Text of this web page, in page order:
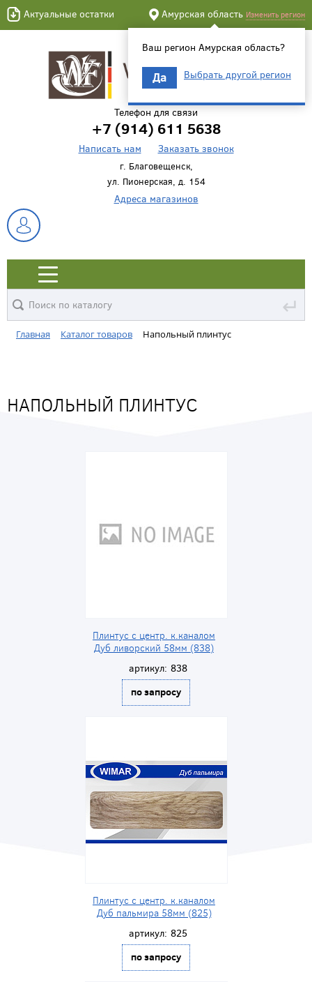
Актуальные остатки Амурская область Изменить регион
Ваш регион Амурская область?
Да Выбрать другой регион
Телефон для связи
+7 (914) 611 5638
Написать нам Заказать звонок
г. Благовещенск,
ул. Пионерская, д. 154
Адреса магазинов
↵
Главная Каталог товаров Напольный плинтус
НАПОЛЬНЫЙ ПЛИНТУС
Плинтус с центр. к.каналом
Дуб ливорский 58мм (838)
артикул: 838
по запросу
Плинтус с центр. к.каналом
Дуб пальмира 58мм (825)
артикул: 825
по запросу